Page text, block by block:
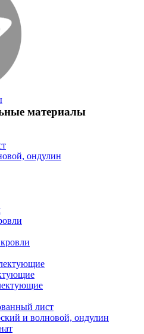
материалы
ондулин
лист
и волновой, ондулин